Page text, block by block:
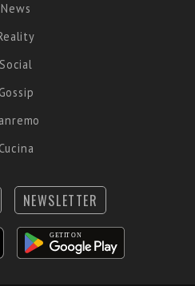
News
Social
Gossip
Cucina
NEWSLETTER